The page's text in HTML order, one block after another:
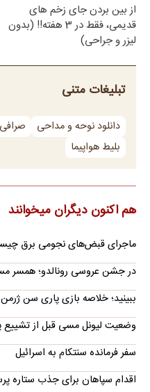
از بین بردن جای زخم های
قدیمی، فقط در 3 هفته!! (بدون
لیزر و جراحی)
تبلیغات متنی
دانلود نوحه و مداحی
بلیط هواپیما
هم اکنون دیگران میخوانند
ماجرای قبض‌های نجومی برق
در جشن عروسی رونالدو؛
ببینید؛ خلاصه بازی پاری سن ژرمن ۱ - منچستریونایتد ۱ | دوستانه
وضعیت لیونل مسی قبل از
سفر فرمانده سنتکام به اسرائیل
اقدام سپاهان برای جذب ستاره